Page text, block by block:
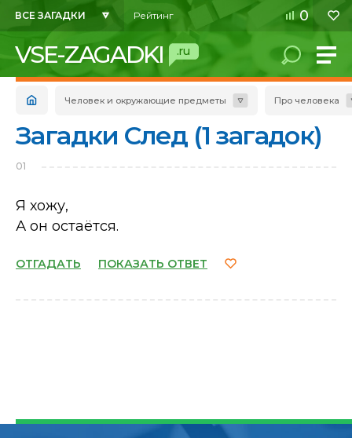
ВСЕ ЗАГАДКИ Рейтинг 0
VSE-ZAGADKI .ru
Человек и окружающие предметы Про человека
Загадки След (1 загадок)
01
Я хожу,
А он остаётся.
ОТГАДАТЬ ПОКАЗАТЬ ОТВЕТ